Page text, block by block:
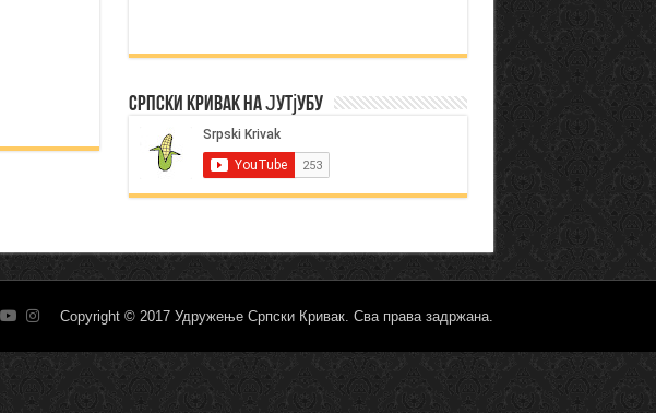
Српски Кривак на Јутјубу
Copyright © 2017 Удружење Српски Кривак. Сва права задржана.